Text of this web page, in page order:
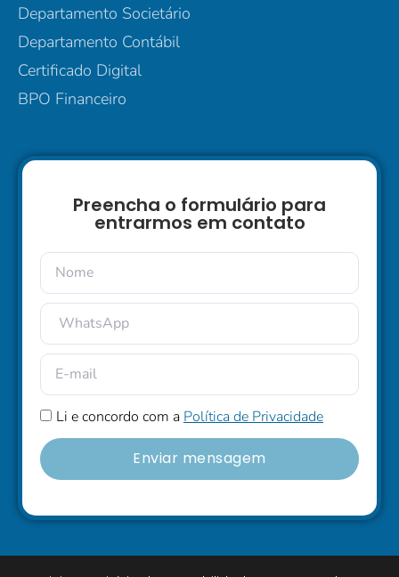
Departamento Societário
Departamento Contábil
Certificado Digital
BPO Financeiro
Preencha o formulário para
entrarmos em contato
Li e concordo com a Política de Privacidade
Enviar mensagem